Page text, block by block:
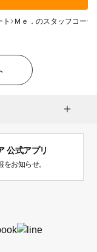
ト Ｍｅ．のスタッフコーデ
公式アプリ
お知らせ。